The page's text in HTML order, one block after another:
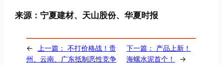
来源：宁夏建材、天山股份、华夏时报
← 上一篇： 不打价格战！贵
州、云南、广东抵制恶性竞争
下一篇：
产品上新！
海螺水泥首个！
→